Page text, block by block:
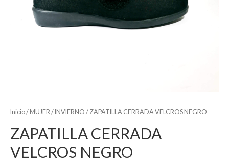
Inicio/ MUJER / INVIERNO / ZAPATILLA CERRADA VELCROS NEGRO
ZAPATILLA CERRADA
VELCROS NEGRO